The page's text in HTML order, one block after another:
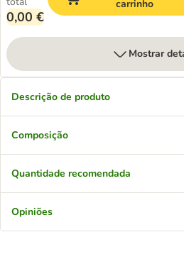
0,00 €
carrinho
Mostrar
Descrição de produto
Composição
Quantidade recomendada
Opiniões